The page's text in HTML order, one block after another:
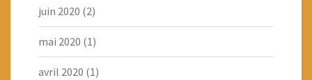
juin 2020 (2)
mai 2020 (1)
avril 2020 (1)